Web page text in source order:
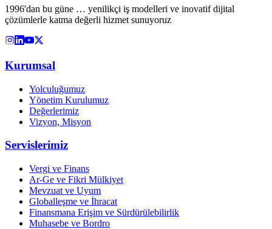
1996'dan bu güne … yenilikçi iş modelleri ve inovatif dijital
çözümlerle katma değerli hizmet sunuyoruz
Kurumsal
Yolculuğumuz
Yönetim Kurulumuz
Değerlerimiz
Vizyon, Misyon
Servislerimiz
Vergi ve Finans
Ar-Ge ve Fikri Mülkiyet
Mevzuat ve Uyum
Globalleşme ve İhracat
Finansmana Erişim ve Sürdürülebilirlik
Muhasebe ve Bordro